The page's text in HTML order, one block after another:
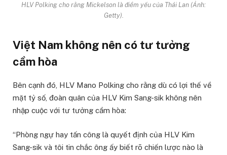
HLV Polking cho rằng Mickelson là điểm yếu của Thái Lan (Ảnh:
Getty).
Việt Nam không nên có tư tưởng
cầm hòa
Bên cạnh đó, HLV Mano Polking cho rằng dù có lợi thế về
mặt tỷ số, đoàn quân của HLV Kim Sang-sik không nên
nhập cuộc với tư tưởng cầm hòa:
“Phòng ngự hay tấn công là quyết định của HLV Kim
Sang-sik và tôi tin chắc ông ấy biết rõ chiến lược nào là